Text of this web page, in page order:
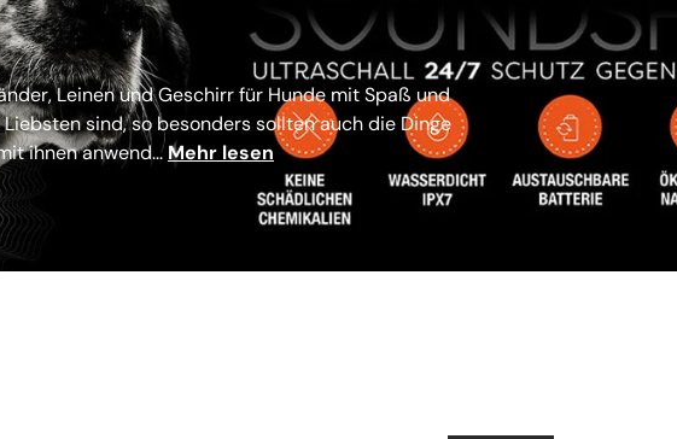
Leinen und Geschirr für Hunde mit Spaß und
sind, so besonders sollten auch die Dinge
ihnen anwend...Mehr lesen